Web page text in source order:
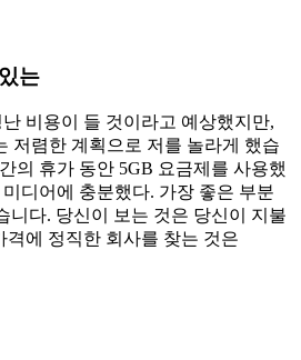
는
비용이 들 것이라고 예상했지만,
저렴한 계획으로 저를 놀라게 했습
의 휴가 동안 5GB 요금제를 사용했
디어에 충분했다. 가장 좋은 부분
니다. 당신이 보는 것은 당신이 지불
에 정직한 회사를 찾는 것은